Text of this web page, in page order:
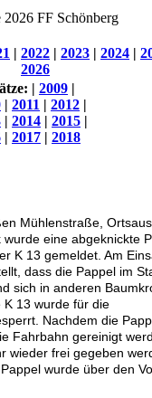
2026 FF Schönberg
| 2022 | 2023 | 2024 |
2026
| 2009 |
| 2011 | 2012 |
| 2014 | 2015 |
| 2017 | 2018
Mühlenstraße,
wurde eine abgeknickte
K 13 gemeldet. Am
dass die Pappel im
sich in anderen
13 wurde für die
Nachdem die
Fahrbahn gereinigt
wieder frei gegeben
wurde über den